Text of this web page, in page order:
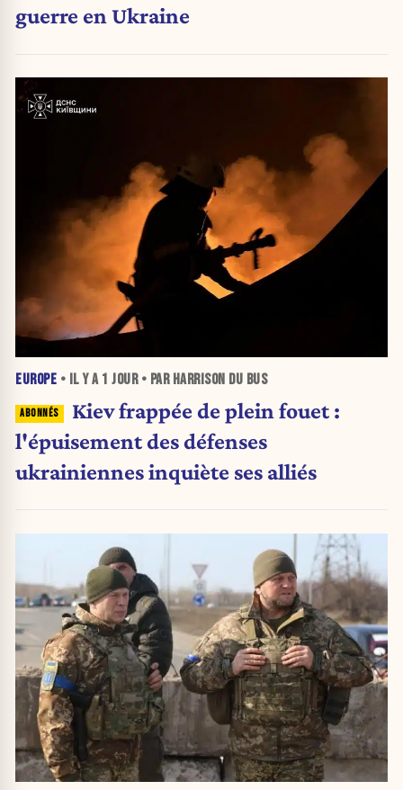
guerre en Ukraine
EUROPE • IL Y A 1 JOUR• PAR HARRISON DU BUS
Kiev frappée de plein fouet :
l'épuisement des défenses
ukrainiennes inquiète ses alliés